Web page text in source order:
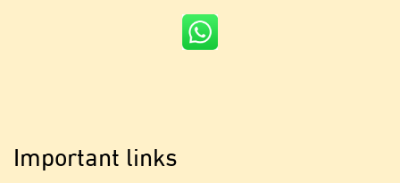
Important links